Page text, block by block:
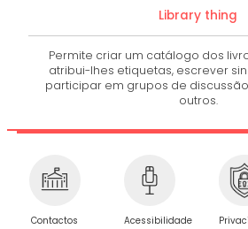
Library thing
Permite criar um catálogo dos
atribui-lhes etiquetas, escrever
participar em grupos de
outros.
Contactos Acessibilidade